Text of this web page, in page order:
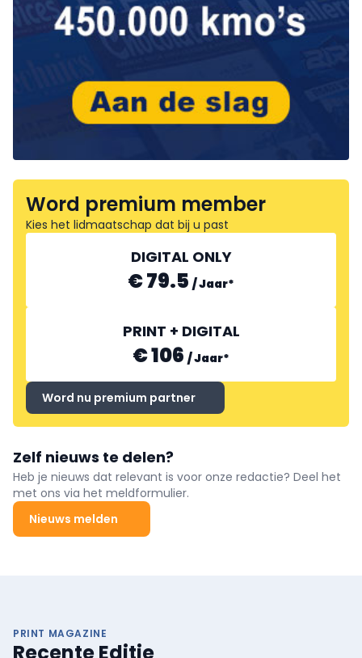
Word premium member
Kies het lidmaatschap dat bij u past
DIGITAL ONLY
€ 79.5 /Jaar*
PRINT + DIGITAL
€ 106 /Jaar*
Word nu premium partner
Zelf nieuws te delen?
Heb je nieuws dat relevant is voor onze redactie? Deel het
met ons via het meldformulier.
Nieuws melden
PRINT MAGAZINE